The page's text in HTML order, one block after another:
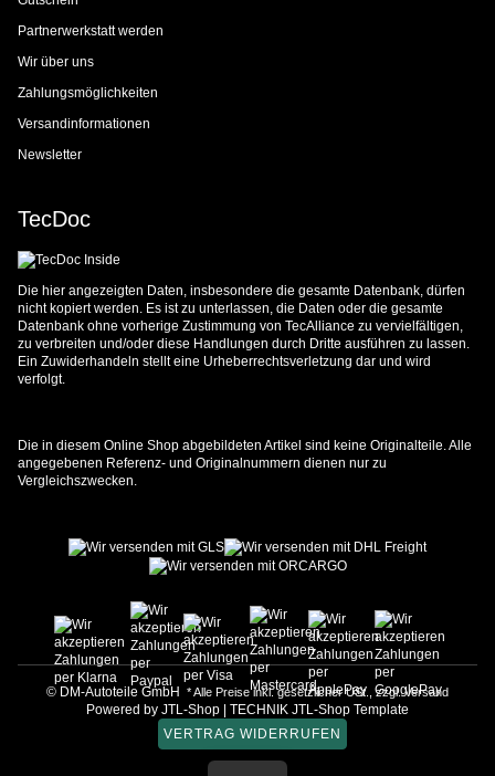
Partnerwerkstatt werden
Wir über uns
Zahlungsmöglichkeiten
Versandinformationen
Newsletter
TecDoc
Die hier angezeigten Daten, insbesondere die gesamte Datenbank, dürfen
nicht kopiert werden. Es ist zu unterlassen, die Daten oder die gesamte
Datenbank ohne vorherige Zustimmung von TecAlliance zu vervielfältigen,
zu verbreiten und/oder diese Handlungen durch Dritte ausführen zu lassen.
Ein Zuwiderhandeln stellt eine Urheberrechtsverletzung dar und wird
verfolgt.
Die in diesem Online Shop abgebildeten Artikel sind keine Originalteile. Alle
angegebenen Referenz- und Originalnummern dienen nur zu
Vergleichszwecken.
© DM-Autoteile GmbH * Alle Preise inkl. gesetzlicher USt., zzgl.Versand
Powered by JTL-Shop
TECHNIK JTL-Shop Template
VERTRAG WIDERRUFEN